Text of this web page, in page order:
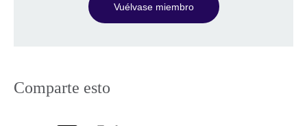
Vuélvase miembro
Comparte esto